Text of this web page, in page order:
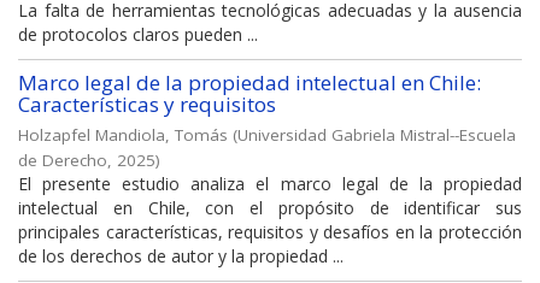
La falta de herramientas tecnológicas adecuadas y la ausencia
de protocolos claros pueden ...
Marco legal de la propiedad intelectual en Chile:
Características y requisitos
Holzapfel Mandiola, Tomás (Universidad Gabriela Mistral--Escuela
de Derecho, 2025)
El presente estudio analiza el marco legal de la propiedad
intelectual en Chile, con el propósito de identificar sus
principales características, requisitos y desafíos en la protección
de los derechos de autor y la propiedad ...